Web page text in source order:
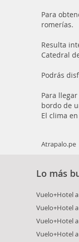
Para
romerías.
Resulta
Catedral
Podrás
Para
bordo de
El clima
Atrapalo.pe
Lo más
Vuelo+Hotel
Vuelo+Hotel
Vuelo+Hotel
Vuelo+Hotel